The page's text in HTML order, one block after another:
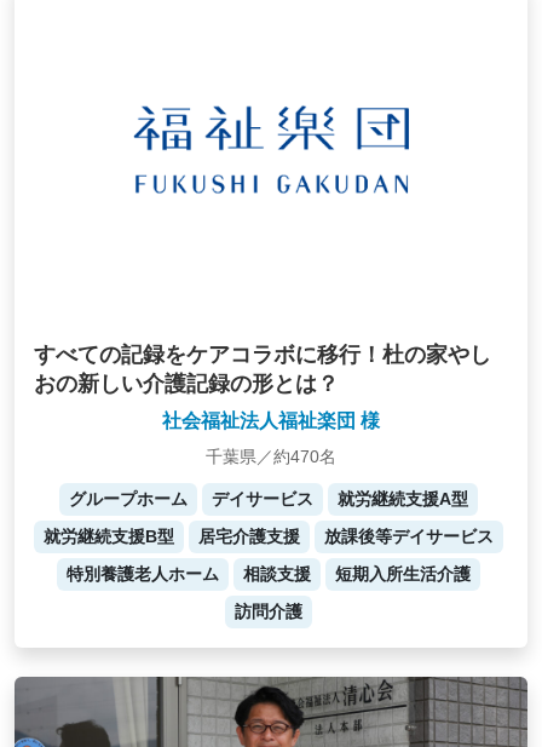
すべての記録をケアコラボに移行！杜の家やし
おの新しい介護記録の形とは？
社会福祉法人福祉楽団 様
千葉県／約470名
グループホーム デイサービス
就労継続支援A型
就労継続支援B型
居宅介護支援
放課後等デイサービス
特別養護老人ホーム
相談支援
短期入所生活介護
訪問介護